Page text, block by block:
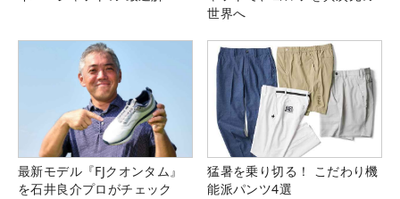
世界へ
最新モデル『FJクオンタム』
を石井良介プロがチェック
猛暑を乗り切る！ こだわり機
能派パンツ4選